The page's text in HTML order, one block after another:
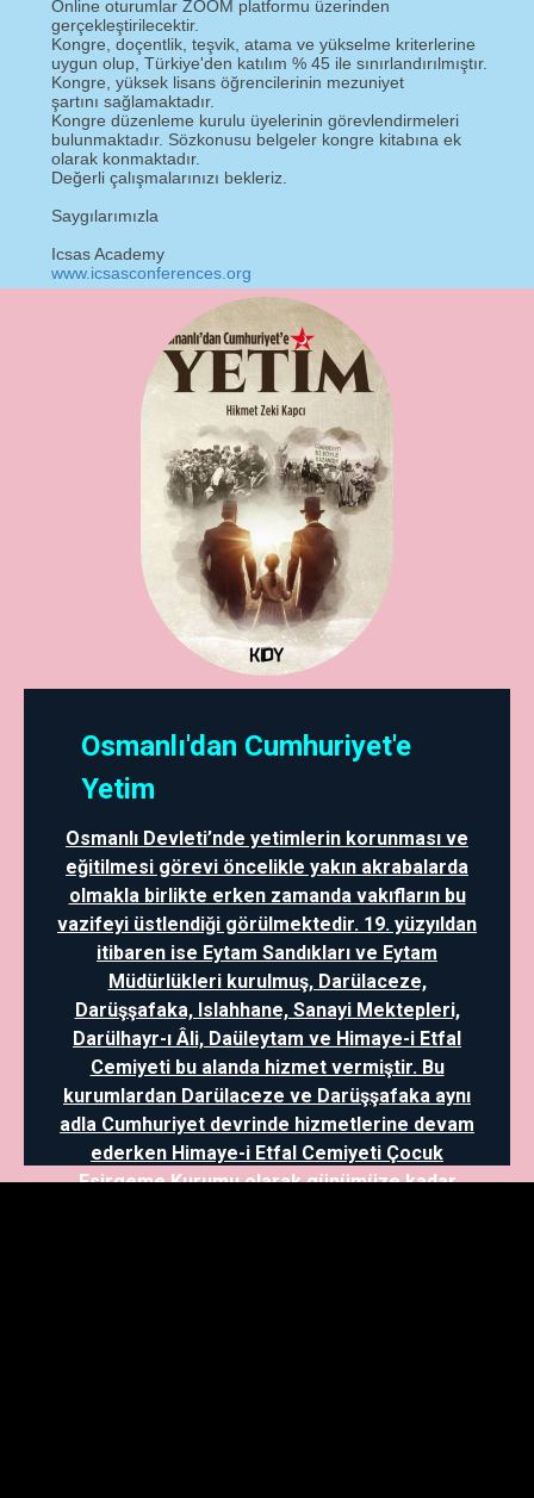
Online oturumlar ZOOM platformu üzerinden
gerçekleştirilecektir.
Kongre, doçentlik, teşvik, atama ve yükselme kriterlerine
uygun olup, Türkiye'den katılım % 45 ile sınırlandırılmıştır.
Kongre, yüksek lisans öğrencilerinin mezuniyet
şartını sağlamaktadır.
Kongre düzenleme kurulu üyelerinin görevlendirmeleri
bulunmaktadır. Sözkonusu belgeler kongre kitabına ek
olarak konmaktadır.
Değerli çalışmalarınızı bekleriz.
Saygılarımızla
Icsas Academy
www.icsasconferences.org
Osmanlı'dan Cumhuriyet'e
Yetim
Osmanlı Devleti’nde yetimlerin korunması ve
eğitilmesi görevi öncelikle yakın akrabalarda
olmakla birlikte erken zamanda vakıfların bu
vazifeyi üstlendiği görülmektedir. 19. yüzyıldan
itibaren ise Eytam Sandıkları ve Eytam
Müdürlükleri kurulmuş, Darülaceze,
Darüşşafaka, Islahhane, Sanayi Mektepleri,
Darülhayr-ı Âli, Daüleytam ve Himaye-i Etfal
Cemiyeti bu alanda hizmet vermiştir. Bu
kurumlardan Darülaceze ve Darüşşafaka aynı
adla Cumhuriyet devrinde hizmetlerine devam
ederken Himaye-i Etfal Cemiyeti Çocuk
Esirgeme Kurumu olarak günümüze kadar